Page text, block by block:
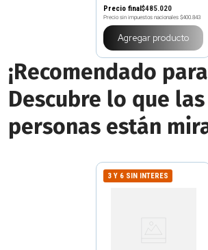
Precio final$485.020
Precio sin impuestos nacionales $400.843
Agregar producto
¡Recomendado
Descubre lo que las
personas están
3 Y 6 SIN INTERES